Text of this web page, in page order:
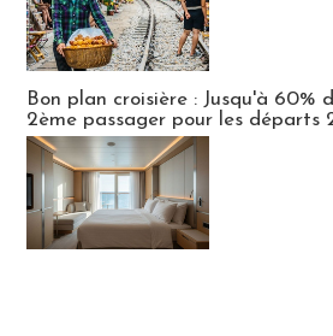
Bon plan croisière : Jusqu'à 60%
2ème passager pour les départs